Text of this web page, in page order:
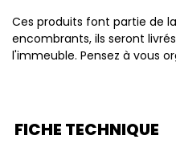
Ces produits font partie de
encombrants, ils seront
l'immeuble. Pensez à vous
FICHE TECHNIQUE